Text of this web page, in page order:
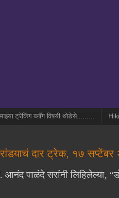
ट्रेकिंग ब्लॉग विषयी थोडेसे.........
दार ट्रेक, १७
आनंद पाळंदे सरांनी लिहिलेल्या,